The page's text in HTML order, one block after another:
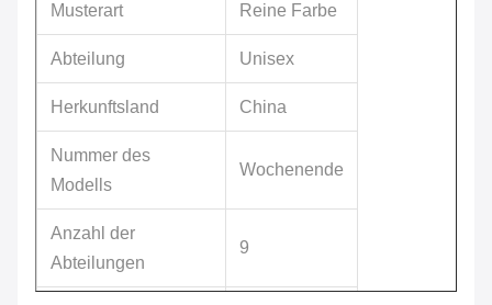
Musterart Reine Farbe
Abteilung Unisex
Herkunftsland China
Nummer des
Modells
Wochenende
Anzahl der
Abteilungen
9